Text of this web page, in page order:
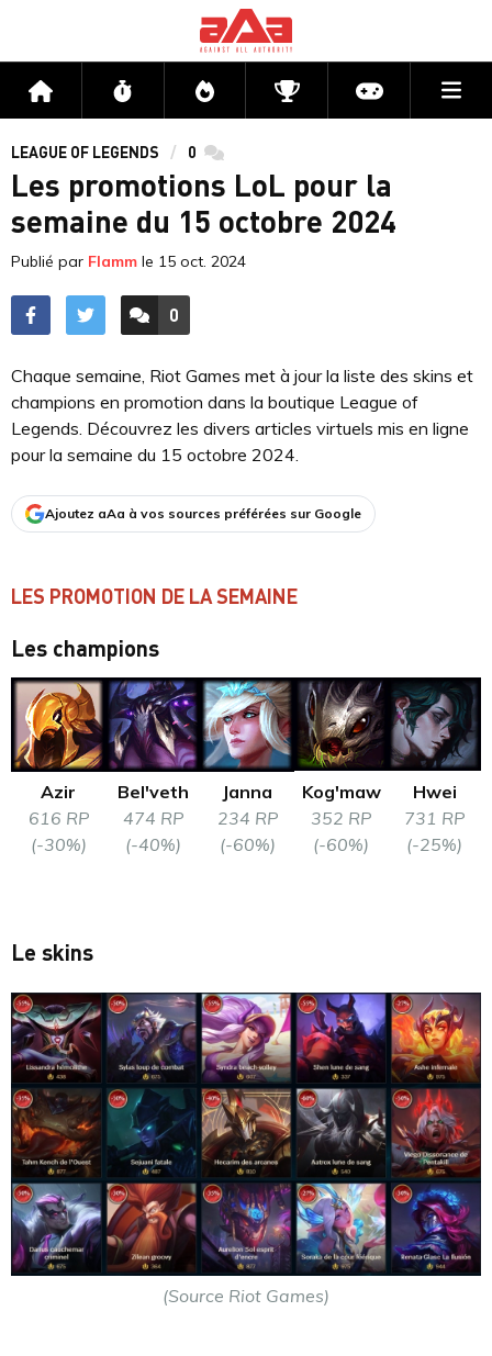
Accueil Flux Directs CompétitionsActu jeux
LEAGUE OF LEGENDS 0 commentaires
Les promotions LoL pour la
semaine du 15 octobre 2024
Publié par Flamm le 15 oct. 2024
ACCÉDER AUX
0
COMMENTAIRES
Chaque semaine, Riot Games met à jour la liste des skins et
champions en promotion dans la boutique League of
Legends. Découvrez les divers articles virtuels mis en ligne
pour la semaine du 15 octobre 2024.
Ajoutez aAa à vos sources préférées sur Google
LES PROMOTION DE LA SEMAINE
Les champions
Azir Bel'veth Janna Kog'maw
Hwei
616 RP
(-30%)
474 RP
(-40%)
234 RP
(-60%)
352 RP
(-60%)
731 RP
(-25%)
Le skins
(Source Riot Games)